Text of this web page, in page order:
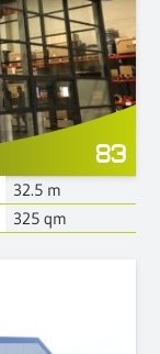
83
32.5 m
325 qm